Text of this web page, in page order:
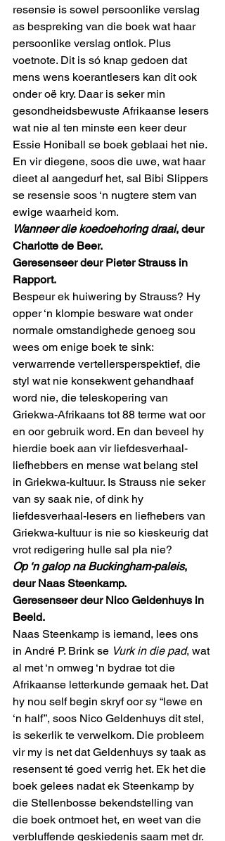
resensie is sowel persoonlike verslag
as bespreking van die boek wat haar
persoonlike verslag ontlok. Plus
voetnote. Dit is só knap gedoen dat
mens wens koerantlesers kan dit ook
onder oë kry. Daar is seker min
gesondheidsbewuste Afrikaanse lesers
wat nie al ten minste een keer deur
Essie Honiball se boek geblaai het nie.
En vir diegene, soos die uwe, wat haar
dieet al aangedurf het, sal Bibi Slippers
se resensie soos ‘n nugtere stem van
ewige waarheid kom.
Wanneer die koedoehoring draai, deur
Charlotte de Beer.
Geresenseer deur Pieter Strauss in
Rapport.
Bespeur ek huiwering by Strauss? Hy
opper ‘n klompie besware wat onder
normale omstandighede genoeg sou
wees om enige boek te sink:
verwarrende vertellersperspektief, die
styl wat nie konsekwent gehandhaaf
word nie, die teleskopering van
Griekwa-Afrikaans tot 88 terme wat oor
en oor gebruik word. En dan beveel hy
hierdie boek aan vir liefdesverhaal-
liefhebbers en mense wat belang stel
in Griekwa-kultuur. Is Strauss nie seker
van sy saak nie, of dink hy
liefdesverhaal-lesers en liefhebers van
Griekwa-kultuur is nie so kieskeurig dat
vrot redigering hulle sal pla nie?
Op ‘n galop na Buckingham-paleis,
deur Naas Steenkamp.
Geresenseer deur Nico Geldenhuys in
Beeld.
Naas Steenkamp is iemand, lees ons
in André P. Brink se Vurk in die pad, wat
al met ‘n omweg ‘n bydrae tot die
Afrikaanse letterkunde gemaak het. Dat
hy nou self begin skryf oor sy “lewe en
‘n half”, soos Nico Geldenhuys dit stel,
is sekerlik te verwelkom. Die probleem
vir my is net dat Geldenhuys sy taak as
resensent té goed verrig het. Ek het die
boek gelees nadat ek Steenkamp by
die Stellenbosse bekendstelling van
die boek ontmoet het, en weet van die
verbluffende geskiedenis saam met dr.